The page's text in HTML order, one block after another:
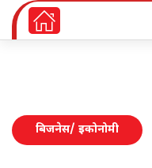
बिजनेस/ इकोनोमी